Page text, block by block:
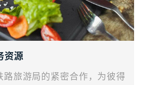
资源
路旅游局的紧密合作，为彼得